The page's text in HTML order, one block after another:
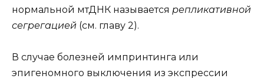
нормальной мтДНК называется репликативной
сегрегацией (см. главу 2).
В случае болезней импринтинга или
эпигеномного выключения из экспрессии